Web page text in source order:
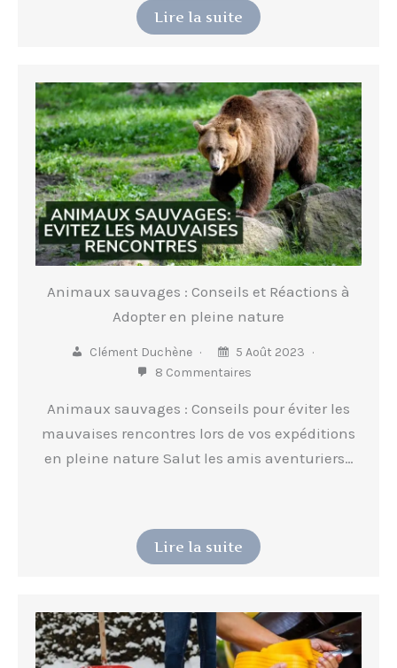
Lire la suite
Animaux sauvages : Conseils et Réactions à
Adopter en pleine nature
Clément Duchène
5 Août 2023
8 Commentaires
Animaux sauvages : Conseils pour éviter les
mauvaises rencontres lors de vos expéditions
en pleine nature Salut les amis aventuriers…
Lire la suite